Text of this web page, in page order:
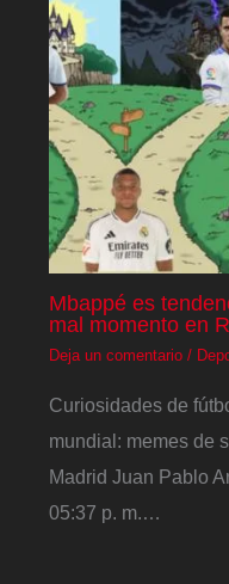
Mbappé es
mal momento en
Deja un comentario /
Curiosidades de
mundial: memes de
Madrid Juan Pablo
05:37 p. m.…